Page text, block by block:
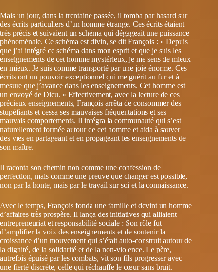
Mais un jour, dans la trentaine passée, il tomba par hasard sur
des écrits particuliers d’un homme étrange. Ces écrits étaient
très précis et suivaient un schéma qui dégageait une puissance
phénoménale. Ce schéma est divin, se dit François : « Depuis
que j’ai intégré ce schéma dans mon esprit et que je suis les
enseignements de cet homme mystérieux, je me sens de mieux
en mieux. Je suis comme transporté par une joie énorme. Ces
écrits ont un pouvoir exceptionnel qui me guérit au fur et à
mesure que j’avance dans les enseignements. Cet homme est
un envoyé de Dieu. » Effectivement, avec la lecture de ces
précieux enseignements, François arrêta de consommer des
stupéfiants et cessa ses mauvaises fréquentations et ses
mauvais comportements. Il intégra la communauté qui s’est
naturellement formée autour de cet homme et aida à sauver
des vies en partageant et en propageant les enseignements de
son maître.
Il raconta son chemin non comme une confession de
perfection, mais comme une preuve que changer est possible,
non par la honte, mais par le travail sur soi et la connaissance.
Avec le temps, François fonda une famille et devint un homme
d’affaires très prospère. Il lança des initiatives qui alliaient
entrepreneuriat et responsabilité sociale : Son rôle fut
d’amplifier la voix des enseignements et de soutenir la
croissance d’un mouvement qui s’était auto-construit autour de
la dignité, de la solidarité et de la non-violence. Le père,
autrefois épuisé par les combats, vit son fils progresser avec
une fierté discrète, celle qui réchauffe le cœur sans bruit.